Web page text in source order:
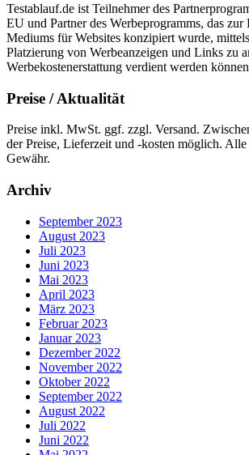
Testablauf.de ist Teilnehmer des
EU und Partner des Werbeprogramms, das zur
Mediums für Websites konzipiert wurde,
Platzierung von Werbeanzeigen und Links zu
Werbekostenerstattung verdient werden
Preise / Aktualität
Preise inkl. MwSt. ggf. zzgl. Versand.
der Preise, Lieferzeit und -kosten möglich.
Gewähr.
Archiv
September 2023
August 2023
Juli 2023
Juni 2023
Mai 2023
April 2023
März 2023
Februar 2023
Januar 2023
Dezember 2022
November 2022
Oktober 2022
September 2022
August 2022
Juli 2022
Juni 2022